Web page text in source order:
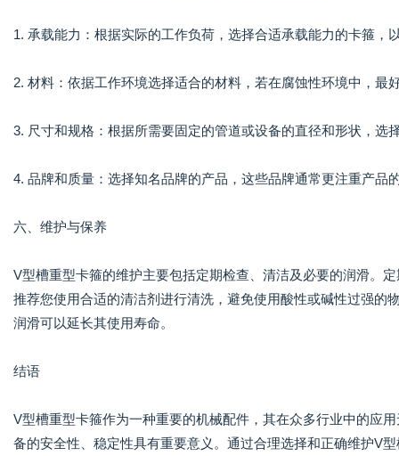
1. 承载能力：根据实际的工作负荷，选择合适承载能力的卡箍，
2. 材料：依据工作环境选择适合的材料，若在腐蚀性环境中，最
3. 尺寸和规格：根据所需要固定的管道或设备的直径和形状，选
4. 品牌和质量：选择知名品牌的产品，这些品牌通常更注重产品
六、维护与保养
V型槽重型卡箍的维护主要包括定期检查、清洁及必要的润滑。
推荐您使用合适的清洁剂进行清洗，避免使用酸性或碱性过强的
润滑可以延长其使用寿命。
结语
V型槽重型卡箍作为一种重要的机械配件，其在众多行业中的应
备的安全性、稳定性具有重要意义。通过合理选择和正确维护V